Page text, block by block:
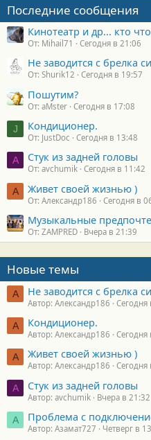
Последние сообщения
Кинотеатр и др... кто
От: Mihail71 Сегодня в 21:06
Не заводится с брелка
От: Shurik12 Сегодня в 19:57
Пошутим?
От: aMster Сегодня в 17:08
J Кондиционер.
От: JustDoc Сегодня в 13:48
A Стук из задней головы
От: avchumik Сегодня в 11:42
А Живет своей жизнью )
От: Александр186 Сегодня в
Музыкальные
От: ZAMPRED Вчера в 21:39
Новые темы
А Не заводится с брелка
Автор: Александр186 Сегодня
А Кондиционер.
Автор: Александр186 Сегодня
А Живет своей жизнью )
Автор: Александр186 Сегодня
A Стук из задней головы
Автор: avchumik Вчера в 21:32
А Проблема с
Автор: Азамат727 Четверг в